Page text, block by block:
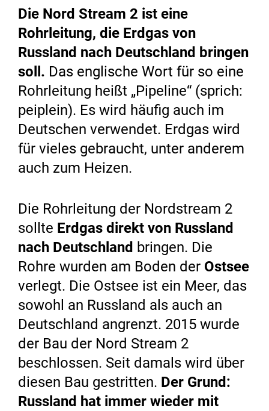
Die Nord Stream 2 ist eine
Rohrleitung, die Erdgas von
Russland nach Deutschland bringen
soll. Das englische Wort für so eine
Rohrleitung heißt „Pipeline“ (sprich:
peiplein). Es wird häufig auch im
Deutschen verwendet. Erdgas wird
für vieles gebraucht, unter anderem
auch zum Heizen.
Die Rohrleitung der Nordstream 2
sollte Erdgas direkt von Russland
nach Deutschland bringen. Die
Rohre wurden am Boden der Ostsee
verlegt. Die Ostsee ist ein Meer, das
sowohl an Russland als auch an
Deutschland angrenzt. 2015 wurde
der Bau der Nord Stream 2
beschlossen. Seit damals wird über
diesen Bau gestritten. Der Grund:
Russland hat immer wieder mit